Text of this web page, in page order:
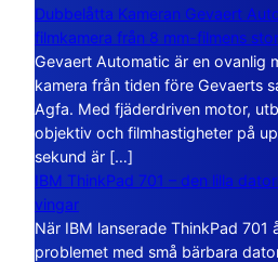
Dubbelåtta Kameran Gevaert
filmkamera från 8 mm-filmens
Gevaert Automatic är en ovanlig
kamera från tiden före Gevaerts
Agfa. Med fjäderdriven motor,
objektiv och filmhastigheter på
sekund är […]
IBM ThinkPad 701 – den lilla
vingar
När IBM lanserade ThinkPad
problemet med små bärbara